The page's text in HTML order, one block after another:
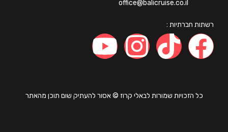
office@balicruise.co.il
חברתיות :
כל הזכויות שמורות לבאלי קרוז © אסור להעתיק שום תוכן מהאתר